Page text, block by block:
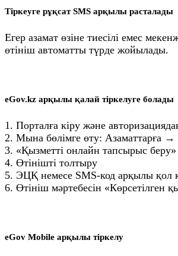
Тіркеуге рұқсат SMS арқылы расталады
Егер азамат өзіне тиесілі емес
өтініш автоматты түрде жойылады.
eGov.kz арқылы қалай тіркелуге болады
1. Порталға кіру және
2. Мына бөлімге өту: Азаматтарға
3. «Қызметті онлайн тапсырыс
4. Өтінішті толтыру
5. ЭЦҚ немесе SMS-код арқылы қол
6. Өтініш мәртебесін «Көрсетілген
eGov Mobile арқылы тіркелу